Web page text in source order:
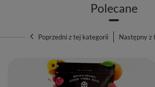
Polecane
Poprzedni z tej kategorii Następny z